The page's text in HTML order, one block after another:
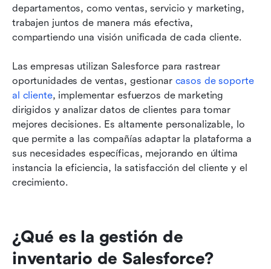
departamentos, como ventas, servicio y marketing,
trabajen juntos de manera más efectiva,
compartiendo una visión unificada de cada cliente.
Las empresas utilizan Salesforce para rastrear
oportunidades de ventas, gestionar casos de soporte
al cliente, implementar esfuerzos de marketing
dirigidos y analizar datos de clientes para tomar
mejores decisiones. Es altamente personalizable, lo
que permite a las compañías adaptar la plataforma a
sus necesidades específicas, mejorando en última
instancia la eficiencia, la satisfacción del cliente y el
crecimiento.
¿Qué es la gestión de
inventario de Salesforce?